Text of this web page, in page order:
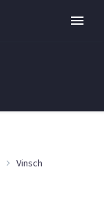
Vinsch